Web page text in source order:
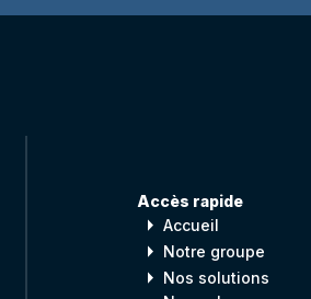
Accès rapide
arrow_right Accueil
arrow_right Notre groupe
arrow_right Nos solutions